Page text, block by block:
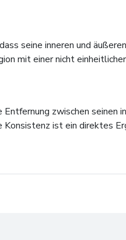
seine inneren und
mit einer nicht
zwischen seinen
ist ein direktes